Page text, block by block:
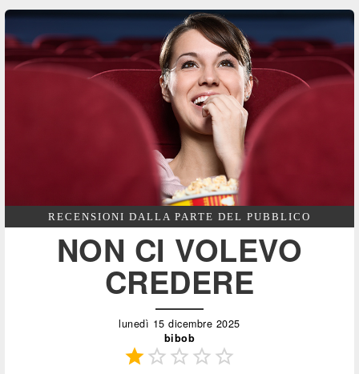
RECENSIONI DALLA PARTE DEL PUBBLICO
NON CI VOLEVO
CREDERE
lunedì 15 dicembre 2025
bibob
   